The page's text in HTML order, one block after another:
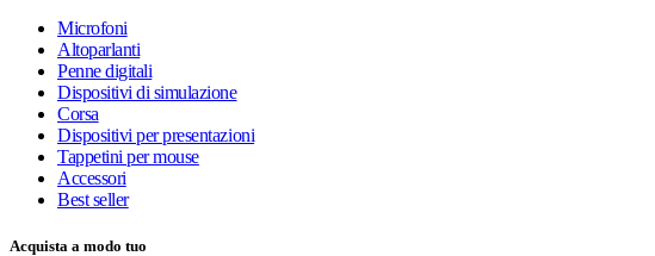
Microfoni
Altoparlanti
Penne digitali
Dispositivi di simulazione
Corsa
Dispositivi per presentazioni
Tappetini per mouse
Accessori
Best seller
Acquista a modo tuo